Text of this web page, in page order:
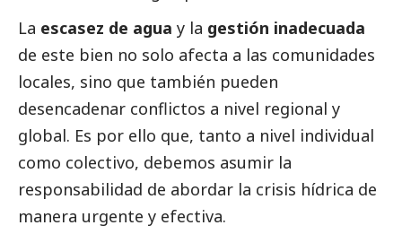
La escasez de agua y la gestión inadecuada
de este bien no solo afecta a las comunidades
locales, sino que también pueden
desencadenar conflictos a nivel regional y
global. Es por ello que, tanto a nivel individual
como colectivo, debemos asumir la
responsabilidad de abordar la crisis hídrica de
manera urgente y efectiva.